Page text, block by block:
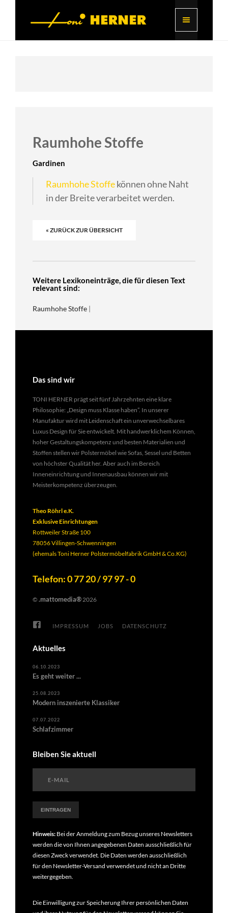
Raumhohe Stoffe
Gardinen
Raumhohe Stoffekönnen ohne Naht
in der Breite verarbeitet werden.
« ZURÜCK ZUR ÜBERSICHT
Weitere Lexikoneinträge, die für diesen Text
relevant sind:
Raumhohe Stoffe |
Das sind wir
TONI HERNER prägt seit fünf Jahrzehnten eine klare
Philosophie: „Design muss Klasse haben”. In unserer
Manufaktur wird mit Leidenschaft ein unverwechselbares
Luxus Design für Sie entwickelt. Mit handwerklichem Können,
hoher Gestaltungskompetenz und besten Materialien und
Stoffen stellen wir Polstermöbel wie Sofas, Sessel und Betten
von höchster Qualität her. Aber auch im Bereich
Inneneinrichtung und Innenausbau können wir mit
Meisterkompetenz überzeugen.
Theo Röhrl e.K.
Exklusive Einrichtungen
Rottweiler Straße 100
78056 Villingen-Schwenningen
(ehemals Toni Herner Polstermöbelfabrik GmbH & Co.KG)
Telefon: 0 77 20 / 97 97 - 0
© .mattomedia®2026
IMPRESSUM JOBS DATENSCHUTZ
Aktuelles
06.10.2023
Es geht weiter ...
25.08.2023
Modern inszenierte Klassiker
07.07.2022
Schlafzimmer
Bleiben Sie aktuell
Hinweis: Bei der Anmeldung zum Bezug unseres Newsletters
werden die von Ihnen angegebenen Daten ausschließlich für
diesen Zweck verwendet. Die Daten werden ausschließlich
für den Newsletter-Versand verwendet und nicht an Dritte
weitergegeben.
Die Einwilligung zur Speicherung Ihrer persönlichen Daten